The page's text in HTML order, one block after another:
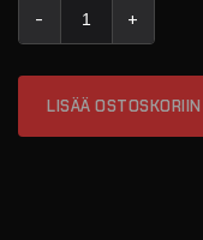
LISÄÄ OSTOSKORIIN